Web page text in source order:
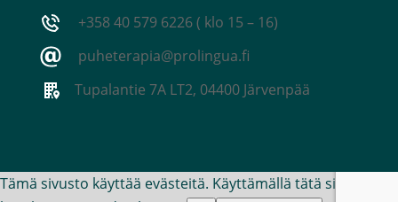
+358 40 579 6226 ( klo 15 – 16)
puheterapia@prolingua.fi
Tupalantie 7A LT2, 04400 Järvenpää
Tämä sivusto käyttää evästeitä. Käyttämällä tätä sivustoa